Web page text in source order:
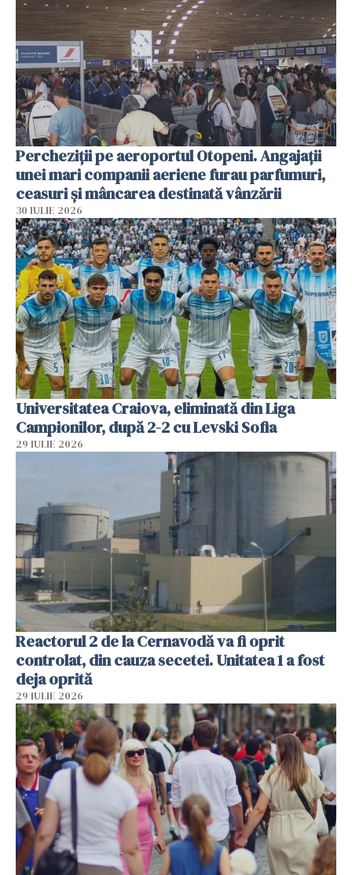
Percheziții pe aeroportul Otopeni. Angajații
unei mari companii aeriene furau parfumuri,
ceasuri și mâncarea destinată vânzării
30 IULIE 2026
Universitatea Craiova, eliminată din Liga
Campionilor, după 2-2 cu Levski Sofia
29 IULIE 2026
Reactorul 2 de la Cernavodă va fi oprit
controlat, din cauza secetei. Unitatea 1 a fost
deja oprită
29 IULIE 2026